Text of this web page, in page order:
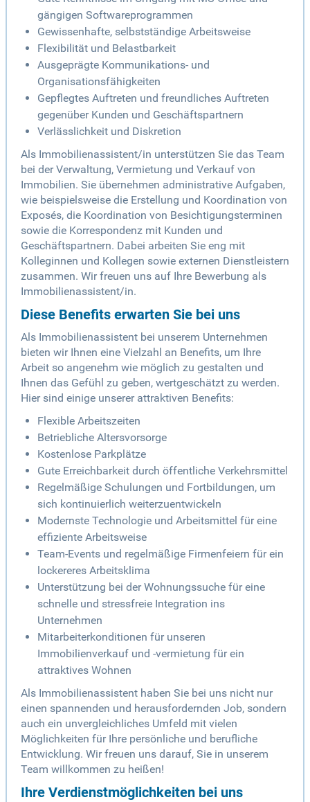
gängigen Softwareprogrammen
Gewissenhafte, selbstständige Arbeitsweise
Flexibilität und Belastbarkeit
Ausgeprägte Kommunikations- und
Organisationsfähigkeiten
Gepflegtes Auftreten und freundliches Auftreten
gegenüber Kunden und Geschäftspartnern
Verlässlichkeit und Diskretion
Als Immobilienassistent/in unterstützen Sie das Team
bei der Verwaltung, Vermietung und Verkauf von
Immobilien. Sie übernehmen administrative Aufgaben,
wie beispielsweise die Erstellung und Koordination von
Exposés, die Koordination von Besichtigungsterminen
sowie die Korrespondenz mit Kunden und
Geschäftspartnern. Dabei arbeiten Sie eng mit
Kolleginnen und Kollegen sowie externen Dienstleistern
zusammen. Wir freuen uns auf Ihre Bewerbung als
Immobilienassistent/in.
Diese Benefits erwarten Sie bei uns
Als Immobilienassistent bei unserem Unternehmen
bieten wir Ihnen eine Vielzahl an Benefits, um Ihre
Arbeit so angenehm wie möglich zu gestalten und
Ihnen das Gefühl zu geben, wertgeschätzt zu werden.
Hier sind einige unserer attraktiven Benefits:
Flexible Arbeitszeiten
Betriebliche Altersvorsorge
Kostenlose Parkplätze
Gute Erreichbarkeit durch öffentliche Verkehrsmittel
Regelmäßige Schulungen und Fortbildungen, um
sich kontinuierlich weiterzuentwickeln
Modernste Technologie und Arbeitsmittel für eine
effiziente Arbeitsweise
Team-Events und regelmäßige Firmenfeiern für ein
lockereres Arbeitsklima
Unterstützung bei der Wohnungssuche für eine
schnelle und stressfreie Integration ins
Unternehmen
Mitarbeiterkonditionen für unseren
Immobilienverkauf und -vermietung für ein
attraktives Wohnen
Als Immobilienassistent haben Sie bei uns nicht nur
einen spannenden und herausfordernden Job, sondern
auch ein unvergleichliches Umfeld mit vielen
Möglichkeiten für Ihre persönliche und berufliche
Entwicklung. Wir freuen uns darauf, Sie in unserem
Team willkommen zu heißen!
Ihre Verdienstmöglichkeiten bei uns